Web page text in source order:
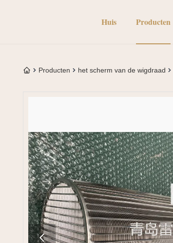
Huis Producten
Producten het scherm van de wigdraad